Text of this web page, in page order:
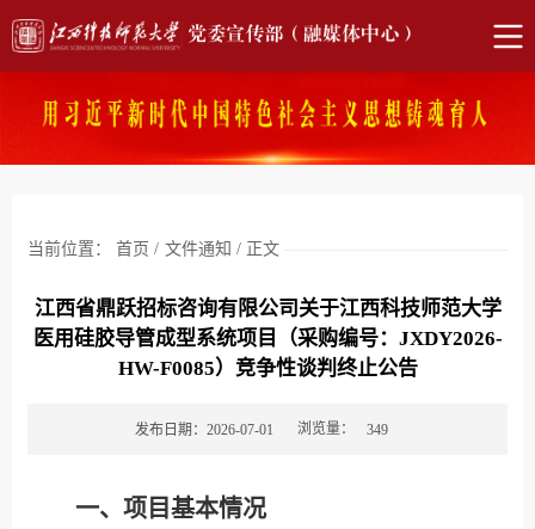
当前位置： 首页 / 文件通知 / 正文
江西省鼎跃招标咨询有限公司关于江西科技师范大学
医用硅胶导管成型系统项目（采购编号：JXDY2026-
HW-F0085）竞争性谈判终止公告
发布日期：2026-07-01 浏览量： 349
一、项目基本情况